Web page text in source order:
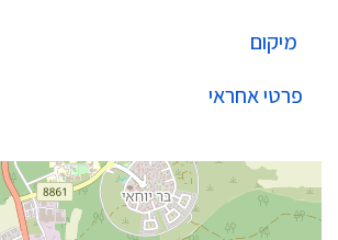
מיקום
פרטי אחראי